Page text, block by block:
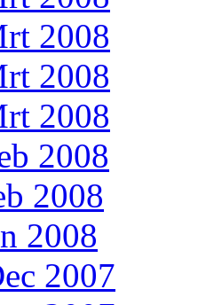
2008
2008
2008
2008
2008
2008
2007